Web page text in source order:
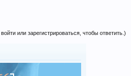
или зарегистрироваться, чтобы ответить.)